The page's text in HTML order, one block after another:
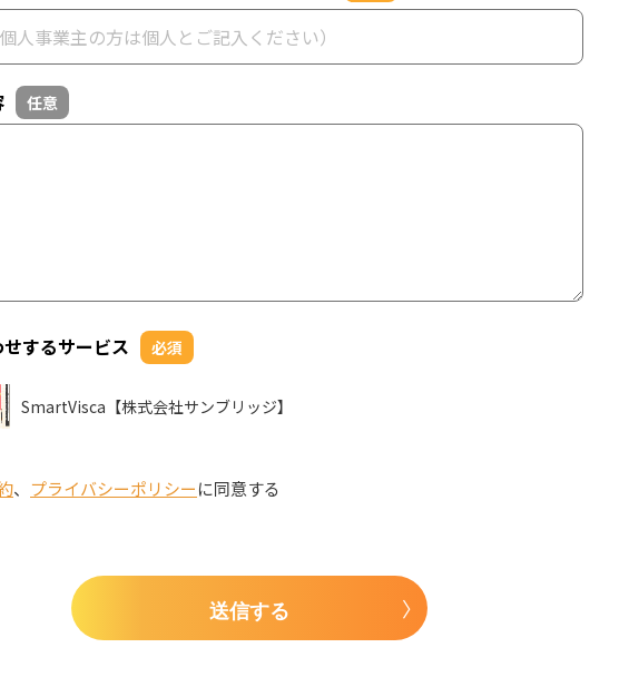
任意
するサービス 必須
SmartVisca【株式会社サンブリッジ】
、 プライバシーポリシーに同意する
送信する